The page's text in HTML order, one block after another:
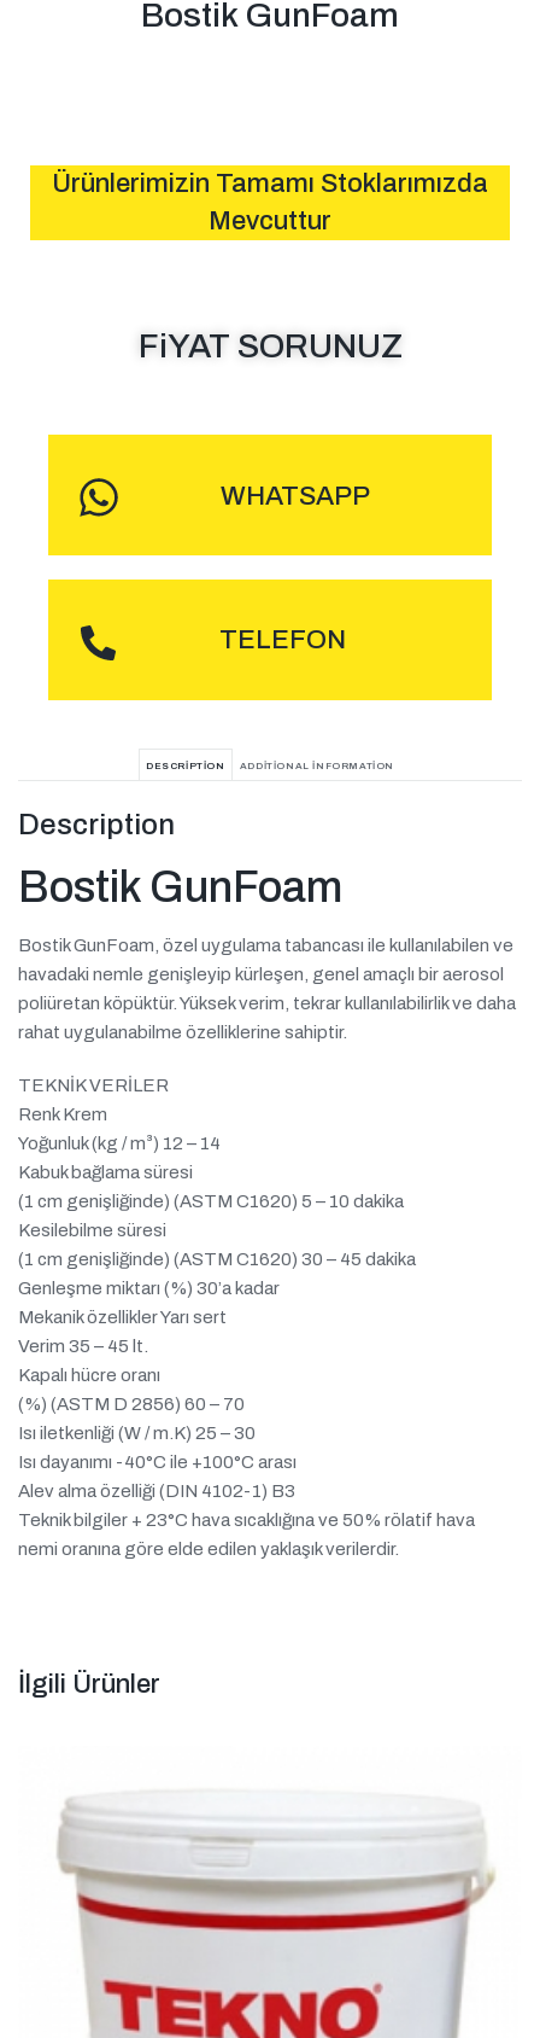
Bostik GunFoam
Ürünlerimizin Tamamı Stoklarımızda
Mevcuttur
FiYAT SORUNUZ
WHATSAPP
TELEFON
DESCRIPTION ADDITIONAL INFORMATION
Description
Bostik GunFoam
Bostik GunFoam, özel uygulama tabancası ile kullanılabilen ve
havadaki nemle genişleyip kürleşen, genel amaçlı bir aerosol
poliüretan köpüktür. Yüksek verim, tekrar kullanılabilirlik ve daha
rahat uygulanabilme özelliklerine sahiptir.
TEKNİK VERİLER
Renk Krem
Yoğunluk (kg / m³) 12 – 14
Kabuk bağlama süresi
(1 cm genişliğinde) (ASTM C1620) 5 – 10 dakika
Kesilebilme süresi
(1 cm genişliğinde) (ASTM C1620) 30 – 45 dakika
Genleşme miktarı (%) 30’a kadar
Mekanik özellikler Yarı sert
Verim 35 – 45 lt.
Kapalı hücre oranı
(%) (ASTM D 2856) 60 – 70
Isı iletkenliği (W / m.K) 25 – 30
Isı dayanımı -40°C ile +100°C arası
Alev alma özelliği (DIN 4102-1) B3
Teknik bilgiler + 23°C hava sıcaklığına ve 50% rölatif hava
nemi oranına göre elde edilen yaklaşık verilerdir.
İlgili Ürünler